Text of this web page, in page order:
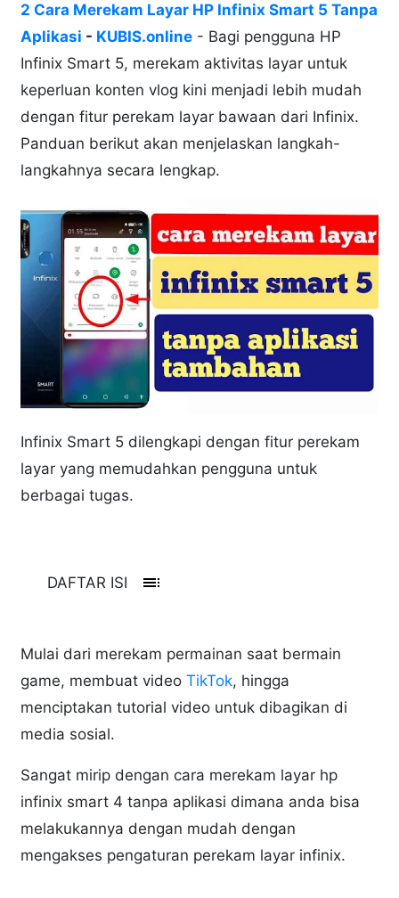
2 Cara Merekam Layar HP Infinix Smart 5 Tanpa
Aplikasi - KUBIS.online - Bagi pengguna HP
Infinix Smart 5, merekam aktivitas layar untuk
keperluan konten vlog kini menjadi lebih mudah
dengan fitur perekam layar bawaan dari Infinix.
Panduan berikut akan menjelaskan langkah-
langkahnya secara lengkap.
Infinix Smart 5 dilengkapi dengan fitur perekam
layar yang memudahkan pengguna untuk
berbagai tugas.
DAFTAR ISI toc
Mulai dari merekam permainan saat bermain
game, membuat video TikTok, hingga
menciptakan tutorial video untuk dibagikan di
media sosial.
Sangat mirip dengan cara merekam layar hp
infinix smart 4 tanpa aplikasi dimana anda bisa
melakukannya dengan mudah dengan
mengakses pengaturan perekam layar infinix.